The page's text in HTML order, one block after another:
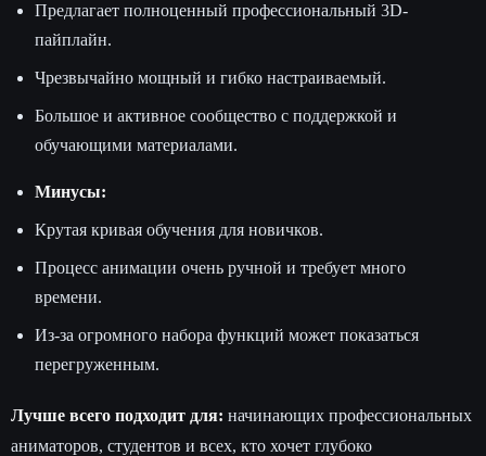
Предлагает полноценный профессиональный 3D-
пайплайн.
Чрезвычайно мощный и гибко настраиваемый.
Большое и активное сообщество с поддержкой и
обучающими материалами.
Минусы:
Крутая кривая обучения для новичков.
Процесс анимации очень ручной и требует много
времени.
Из-за огромного набора функций может показаться
перегруженным.
Лучше всего подходит для: начинающих профессиональных
аниматоров, студентов и всех, кто хочет глубоко